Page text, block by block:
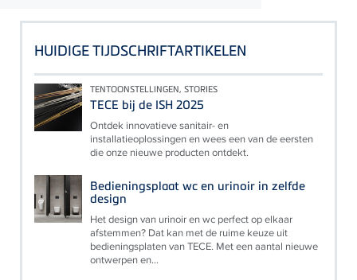
HUIDIGE TIJDSCHRIFTARTIKELEN
TENTOONSTELLINGEN, STORIES
TECE bij de ISH 2025
Ontdek innovatieve sanitair- en
installatieoplossingen en wees een van de eersten
die onze nieuwe producten ontdekt.
Bedieningsplaat wc en urinoir in zelfde
design
Het design van urinoir en wc perfect op elkaar
afstemmen? Dat kan met de ruime keuze uit
bedieningsplaten van TECE. Met een aantal nieuwe
ontwerpen en...